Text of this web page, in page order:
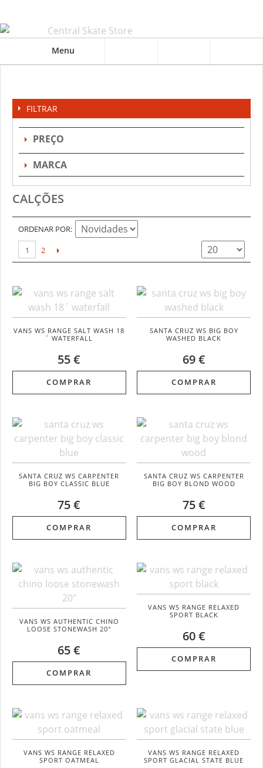
Menu
FILTRAR
PREÇO
MARCA
CALÇÕES
ORDENAR POR
1
2
VANS WS RANGE SALT WASH 18
´ WATERFALL
55 €
COMPRAR
SANTA CRUZ WS BIG BOY
WASHED BLACK
69 €
COMPRAR
SANTA CRUZ WS CARPENTER
BIG BOY CLASSIC BLUE
75 €
COMPRAR
SANTA CRUZ WS CARPENTER
BIG BOY BLOND WOOD
75 €
COMPRAR
VANS WS AUTHENTIC CHINO
LOOSE STONEWASH 20"
65 €
COMPRAR
VANS WS RANGE RELAXED
SPORT BLACK
60 €
COMPRAR
VANS WS RANGE RELAXED
SPORT OATMEAL
VANS WS RANGE RELAXED
SPORT GLACIAL STATE BLUE